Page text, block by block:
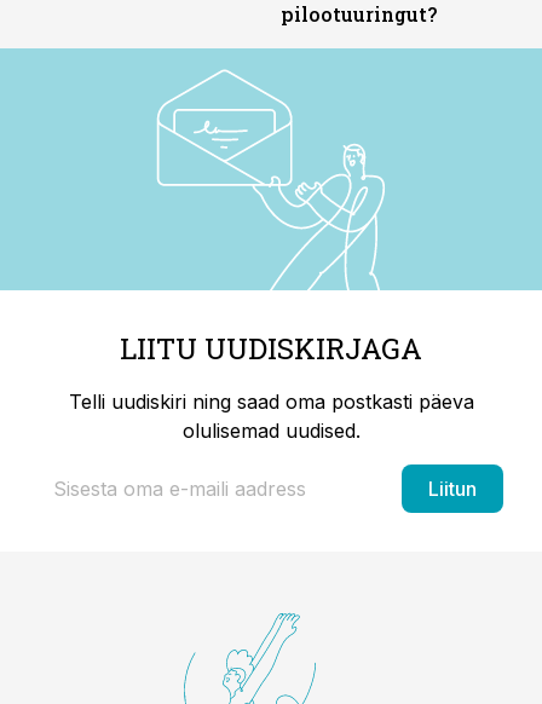
pilootuuringut?
LIITU UUDISKIRJAGA
Telli uudiskiri ning saad oma postkasti päeva
olulisemad uudised.
Liitun